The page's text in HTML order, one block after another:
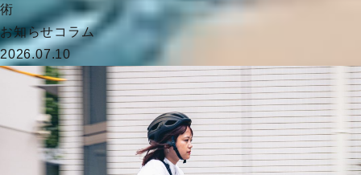
術
お知らせコラム
2026.07.10